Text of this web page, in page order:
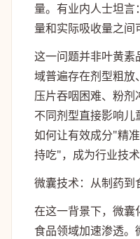
量。有业内人士坦
量和实际吸收量之
这一问题并非叶黄素
域普遍存在剂型粗
压片吞咽困难、粉剂
不同剂型直接影响儿
如何让有效成分"精
持吃"，成为行业技
微囊技术：从制药到
在这一背景下，微囊
食品领域加速渗透。